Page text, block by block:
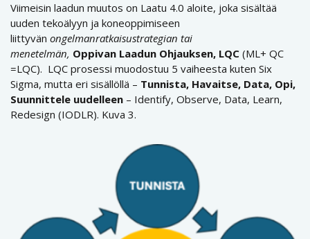
Viimeisin laadun muutos on Laatu 4.0 aloite, joka sisältää
uuden tekoälyyn ja koneoppimiseen
liittyvän ongelmanratkaisustrategian tai
menetelmän, Oppivan Laadun Ohjauksen, LQC (ML+ QC
=LQC). LQC prosessi muodostuu 5 vaiheesta kuten Six
Sigma, mutta eri sisällöllä – Tunnista, Havaitse, Data, Opi,
Suunnittele uudelleen – Identify, Observe, Data, Learn,
Redesign (IODLR). Kuva 3.